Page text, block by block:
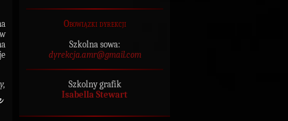
Obowiązki dyrekcji
Szkolna sowa:
dyrekcja.amr@gmail.com
Szkolny grafik
Isabella Stewart